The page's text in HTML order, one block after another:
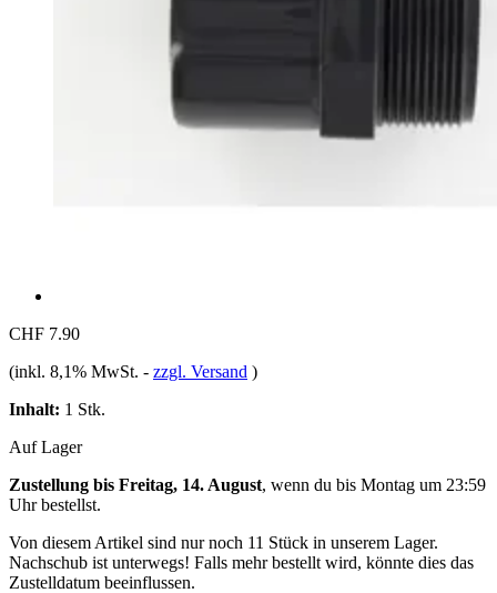
CHF 7.90
(inkl. 8,1% MwSt. - zzgl. Versand )
Inhalt: 1 Stk.
Auf Lager
Zustellung bis Freitag, 14. August, wenn du bis Montag um 23:59
Uhrbestellst.
Von diesem Artikel sind nur noch 11 Stück in unserem Lager.
Nachschub ist unterwegs! Falls mehr bestellt wird, könnte dies das
Zustelldatum beeinflussen.